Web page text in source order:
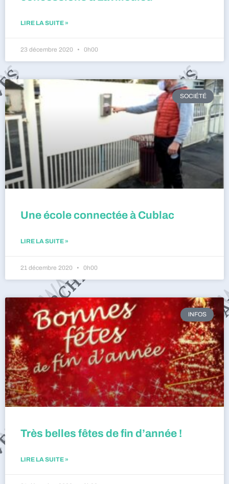
LIRE LA SUITE »
23 décembre 2020 0h00
SOCIÉTÉ
Une école connectée à Cublac
LIRE LA SUITE »
21 décembre 2020 0h00
INFOS
Très belles fêtes de fin d’année !
LIRE LA SUITE »